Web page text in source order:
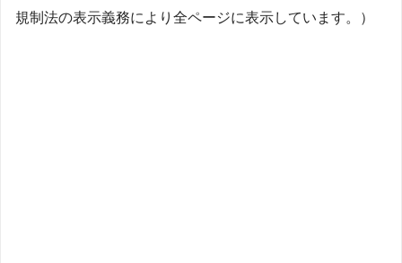
規制法の表示義務により全ページに表示しています。）